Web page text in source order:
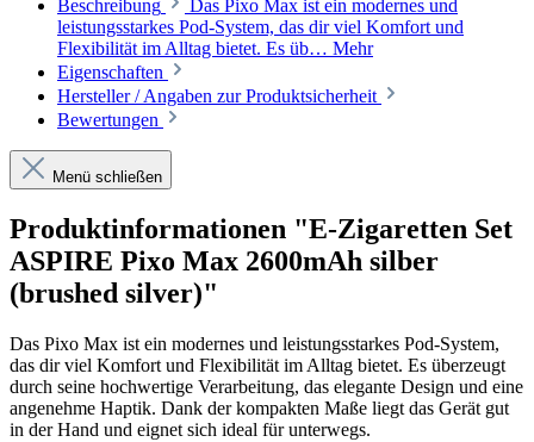
Beschreibung
Das Pixo Max ist ein modernes und
leistungsstarkes Pod-System, das dir viel Komfort und
Flexibilität im Alltag bietet. Es üb… Mehr
Eigenschaften
Hersteller / Angaben zur Produktsicherheit
Bewertungen
Menü schließen
Produktinformationen "E-Zigaretten Set
ASPIRE Pixo Max 2600mAh silber
(brushed silver)"
Das Pixo Max ist ein modernes und leistungsstarkes Pod-System,
das dir viel Komfort und Flexibilität im Alltag bietet. Es überzeugt
durch seine hochwertige Verarbeitung, das elegante Design und eine
angenehme Haptik. Dank der kompakten Maße liegt das Gerät gut
in der Hand und eignet sich ideal für unterwegs.